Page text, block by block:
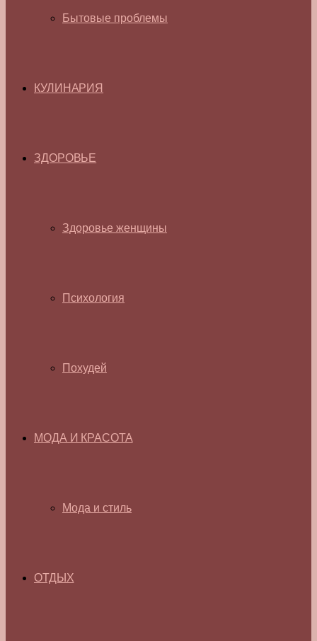
Бытовые проблемы
КУЛИНАРИЯ
ЗДОРОВЬЕ
Здоровье женщины
Психология
Похудей
МОДА И КРАСОТА
Мода и стиль
ОТДЫХ